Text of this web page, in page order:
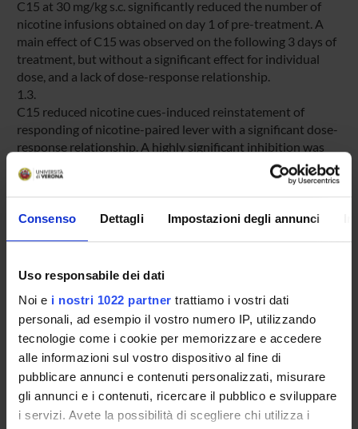
Consenso Dettagli Impostazioni degli annunci
Uso responsabile dei dati
Noi e i nostri 1022 partner trattiamo i vostri dati
personali, ad esempio il vostro numero IP, utilizzando
tecnologie come i cookie per memorizzare e accedere
alle informazioni sul vostro dispositivo al fine di
pubblicare annunci e contenuti personalizzati, misurare
gli annunci e i contenuti, ricercare il pubblico e sviluppare
i servizi. Avete la possibilità di scegliere chi utilizza i
C15 at 30 mg/kg s.c. significantly reduced the number of
nicotine infusions obtained on day 1 of pre-treatment. A
main effect of C15 was observed on the following 3 days of
treatment, but without a significant effect for individual
dose, and a lack of dose-response relationship.
1.3.
C15 reduced nicotine cues-induced reinstatement of
responding of nicotine-paired lever with a significant dose-
response relationship. A highly significant inhibition was
observed at the doses of 10 and 30 mg/kg s.c., without any
side-effects or lack of lever discrimination.
1.4.
These findings suggest a specific potential effect of C15 in
smoking reduction effect.
ENTI FINANZIATORI:
Finanziamento:assegnato e gestito dal Dipartimento
Finanziamento:assegnato e gestito dal Dipartimento